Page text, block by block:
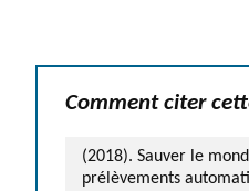
Comment citer
(2018). Sauver le
prélèvements